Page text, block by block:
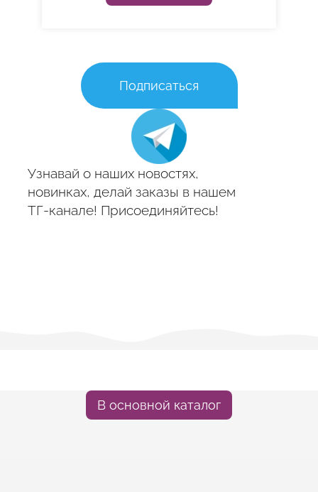
Подписаться
Узнавай о наших новостях,
новинках, делай заказы в нашем
ТГ-канале! Присоединяйтесь!
В основной каталог